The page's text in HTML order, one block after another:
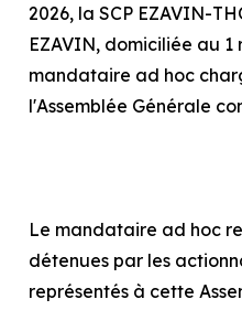
2026, la SCP EZAVIN-
EZAVIN, domiciliée au
mandataire ad hoc
l'Assemblée Générale
Le mandataire ad hoc
détenues par les
représentés à cette